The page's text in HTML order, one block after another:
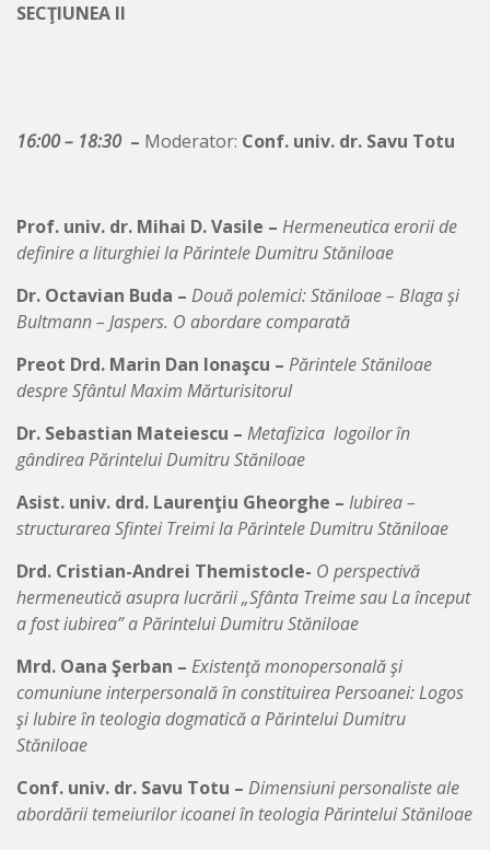
SECŢIUNEA II
16:00 – 18:30 – Moderator: Conf. univ. dr. Savu Totu
Prof. univ. dr. Mihai D. Vasile – Hermeneutica erorii de
definire a liturghiei la Părintele Dumitru Stăniloae
Dr. Octavian Buda – Două polemici: Stăniloae – Blaga şi
Bultmann – Jaspers. O abordare comparată
Preot Drd. Marin Dan Ionaşcu – Părintele Stăniloae
despre Sfântul Maxim Mărturisitorul
Dr. Sebastian Mateiescu – Metafizica logoilor în
gândirea Părintelui Dumitru Stăniloae
Asist. univ. drd. Laurenţiu Gheorghe – Iubirea –
structurarea Sfintei Treimi la Părintele Dumitru Stăniloae
Drd. Cristian-Andrei Themistocle- O perspectivă
hermeneutică asupra lucrării „Sfânta Treime sau La început
a fost iubirea” a Părintelui Dumitru Stăniloae
Mrd. Oana Şerban – Existenţă monopersonală şi
comuniune interpersonală în constituirea Persoanei: Logos
şi Iubire în teologia dogmatică a Părintelui Dumitru
Stăniloae
Conf. univ. dr. Savu Totu – Dimensiuni personaliste ale
abordării temeiurilor icoanei în teologia Părintelui Stăniloae